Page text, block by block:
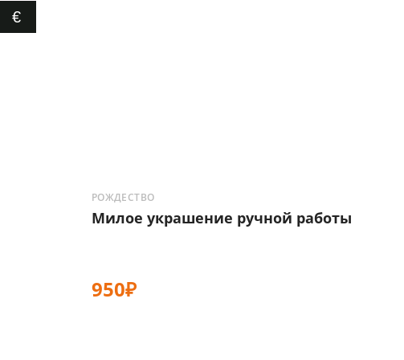
РОЖДЕСТВО
Милое украшение ручной работы
950₽
€